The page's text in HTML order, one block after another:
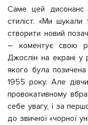
Саме цей дисонанс
стиліст. «Ми шукали
створити новий
– коментує свою
Джослін на екрані у
якого була
1955 року. Але
провокативному
себе увагу, і за
до звичної «чорної